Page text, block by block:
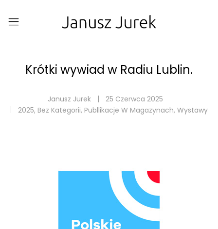
Krótki wywiad w Radiu Lublin.
Janusz Jurek
25 Czerwca 2025
2025, Bez Kategorii, Publlikacje W Magazynach, Wystawy